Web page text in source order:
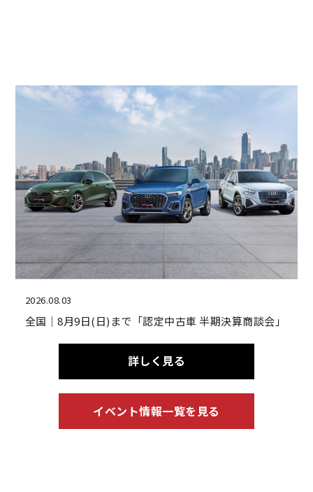
2026.08.03
全国｜8月9日(日)まで「認定中古車 半期決算商談会」
詳しく見る
イベント情報一覧を見る